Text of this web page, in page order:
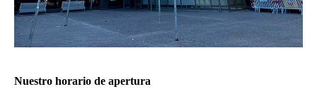
Nuestro horario de apertura